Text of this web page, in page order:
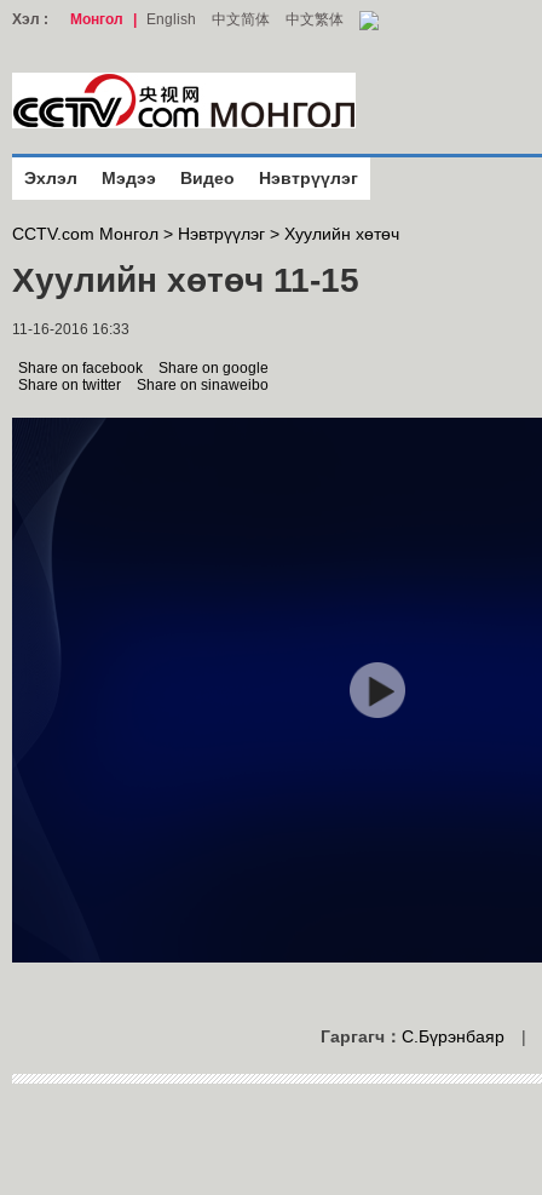
Хэл : Монгол English 中文简体 中文繁体
Эхлэл Мэдээ Видео Нэвтрүүлэг
CCTV.com Монгол > Нэвтрүүлэг > Хуулийн хөтөч
Хуулийн хөтөч 11-15
11-16-2016 16:33
Share on facebook
Share on google
Share on twitter
Share on sinaweibo
Гаргагч： С.Бүрэнбаяр |